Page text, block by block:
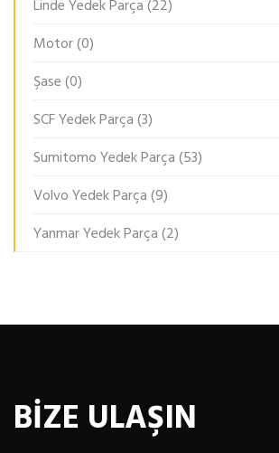
Linde Yedek Parça(22)
Motor(0)
Şase(0)
SCF Yedek Parça(3)
Sumitomo Yedek Parça(53)
Volvo Yedek Parça(9)
Yanmar Yedek Parça(2)
BİZE ULAŞIN